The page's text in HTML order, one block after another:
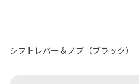
シフトレバー＆ノブ（ブラック）